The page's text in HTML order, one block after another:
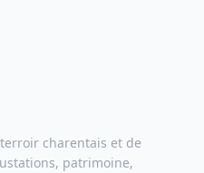
charentais et de
patrimoine,